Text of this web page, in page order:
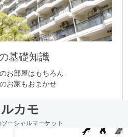
基礎知識
お部屋はもちろん
お家もおまかせ
カモ
ーシャルマーケット